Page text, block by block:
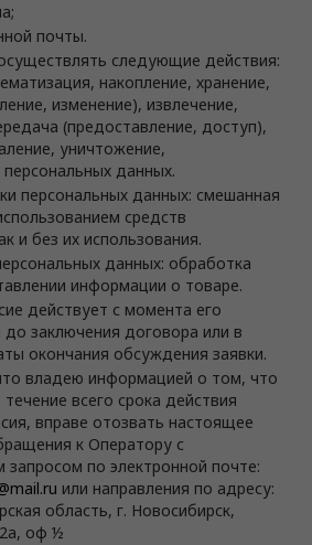
почты.
следующие действия:
накопление, хранение,
изменение), извлечение,
(предоставление, доступ),
уничтожение,
данных.
персональных данных: смешанная
средств
и без их использования.
данных: обработка
информации о товаре.
действует с момента его
до заключения договора или в
окончания обсуждения заявки.
владею информацией о том, что
всего срока действия
вправе отозвать настоящее
к Оператору с
по электронной почте:
или направления по адресу:
область, г. Новосибирск,
оф ½